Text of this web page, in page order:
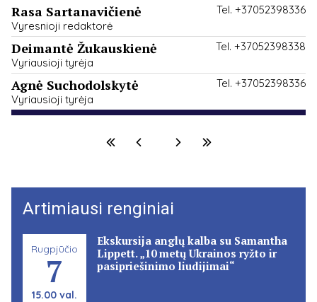
Tel. +37052398336
Rasa Sartanavičienė
Vyresnioji redaktorė
Tel. +37052398338
Deimantė Žukauskienė
Vyriausioji tyrėja
Tel. +37052398336
Agnė Suchodolskytė
Vyriausioji tyrėja
Artimiausi renginiai
Rugpjūčio
7
15.00 val.
Ekskursija anglų kalba su Samantha
Lippett. „10 metų Ukrainos ryžto ir
pasipriešinimo liudijimai“